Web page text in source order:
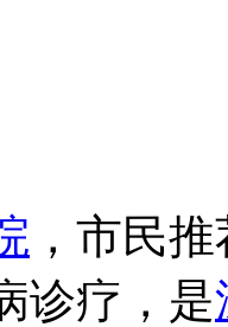
，市民
诊疗，是